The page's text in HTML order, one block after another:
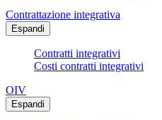
Contrattazione integrativa
Espandi
Contratti integrativi
Costi contratti integrativi
OIV
Espandi